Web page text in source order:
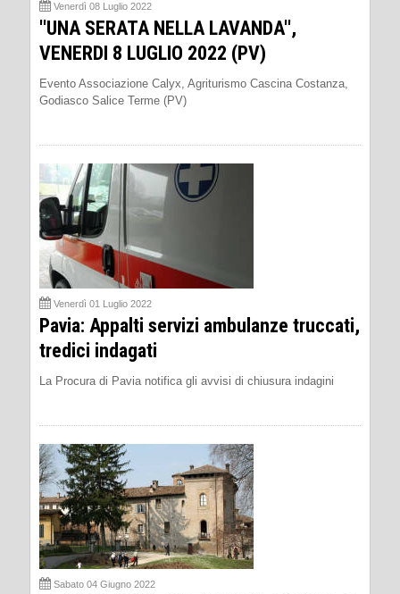
Venerdì 08 Luglio 2022
''UNA SERATA NELLA LAVANDA'',
VENERDI 8 LUGLIO 2022 (PV)
Evento Associazione Calyx, Agriturismo Cascina Costanza,
Godiasco Salice Terme (PV)
Venerdì 01 Luglio 2022
Pavia: Appalti servizi ambulanze truccati,
tredici indagati
La Procura di Pavia notifica gli avvisi di chiusura indagini
Sabato 04 Giugno 2022